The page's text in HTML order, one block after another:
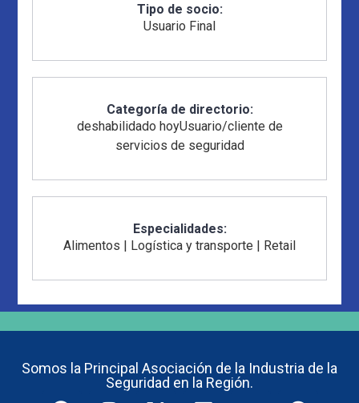
Tipo de socio:
Usuario Final
Categoría de directorio:
deshabilidado hoyUsuario/cliente de
servicios de seguridad
Especialidades:
Alimentos | Logística y transporte | Retail
Somos la Principal Asociación de la Industria de la
Seguridad en la Región.